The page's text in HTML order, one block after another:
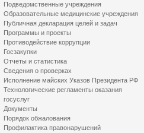
Подведомственные учреждения
Образовательные медицинские учреждения
Публичная декларация целей и задач
Программы и проекты
Противодействие коррупции
Госзакупки
Отчеты и статистика
Сведения о проверках
Исполнение майских Указов Президента РФ
Технологические регламенты оказания
госуслуг
Документы
Порядок обжалования
Профилактика правонарушений